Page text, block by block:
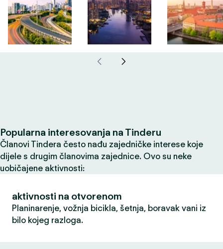
Popularna interesovanja na Tinderu
Članovi Tindera često nađu zajedničke interese koje
dijele s drugim članovima zajednice. Ovo su neke
uobičajene aktivnosti:
aktivnosti na otvorenom
Planinarenje, vožnja bicikla, šetnja, boravak vani iz
bilo kojeg razloga.